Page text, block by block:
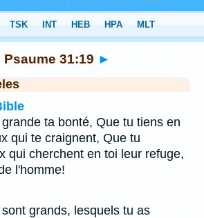
Psaume 31:19 ►
ta bonté, Que tu tiens en
qui te craignent, Que tu
qui cherchent en toi leur refuge,
l'homme!
grands, lesquels tu as